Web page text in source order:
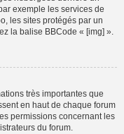
exemple les services de
les sites protégés par un
la balise BBCode « [img] ».
très importantes que
en haut de chaque forum
permissions concernant les
du forum.